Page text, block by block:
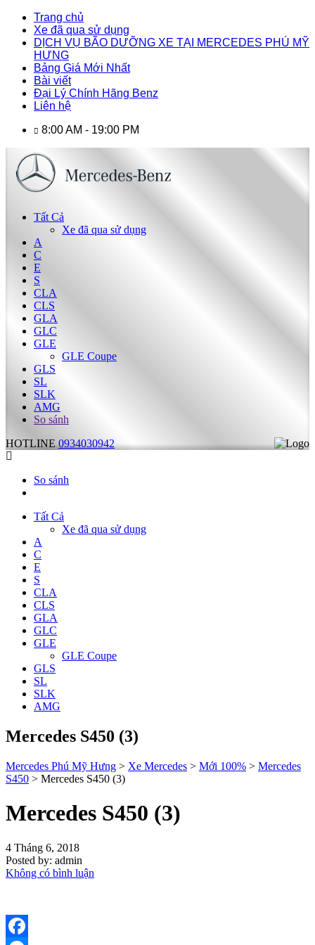
Trang chủ
Xe đã qua sử dụng
DỊCH VỤ BÃO DƯỠNG XE TẠI MERCEDES PHÚ MỸ
HƯNG
Bảng Giá Mới Nhất
Bài viết
Đại Lý Chính Hãng Benz
Liên hệ
8:00 AM - 19:00 PM
Tất Cả
Xe đã qua sử dụng
A
C
E
S
CLA
CLS
GLA
GLC
GLE
GLE Coupe
GLS
SL
SLK
AMG
So sánh
HOTLINE 0934030942
So sánh
Tất Cả
Xe đã qua sử dụng
A
C
E
S
CLA
CLS
GLA
GLC
GLE
GLE Coupe
GLS
SL
SLK
AMG
Mercedes S450 (3)
Mercedes Phú Mỹ Hưng > Xe Mercedes > Mới 100% > Mercedes
S450 > Mercedes S450 (3)
Mercedes S450 (3)
4 Tháng 6, 2018
Posted by: admin
Không có bình luận